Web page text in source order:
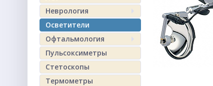
Неврология
Осветители
Офтальмология
Пульсоксиметры
Стетоскопы
Термометры